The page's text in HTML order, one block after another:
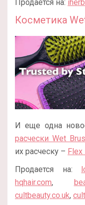
Продается на:
Косметика
И еще одна
расчески Wet
их расческу – Flex
Продается на:
hqhair.com,
cultbeauty.co.uk,